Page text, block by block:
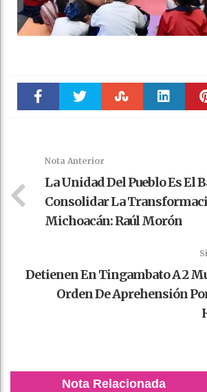
Nota Anterior
La Unidad Del Pueblo Es El
Consolidar La
Michoacán: Raúl Morón
Detienen En Tingambato A 2
Orden De Aprehensión
Nota Relacionada